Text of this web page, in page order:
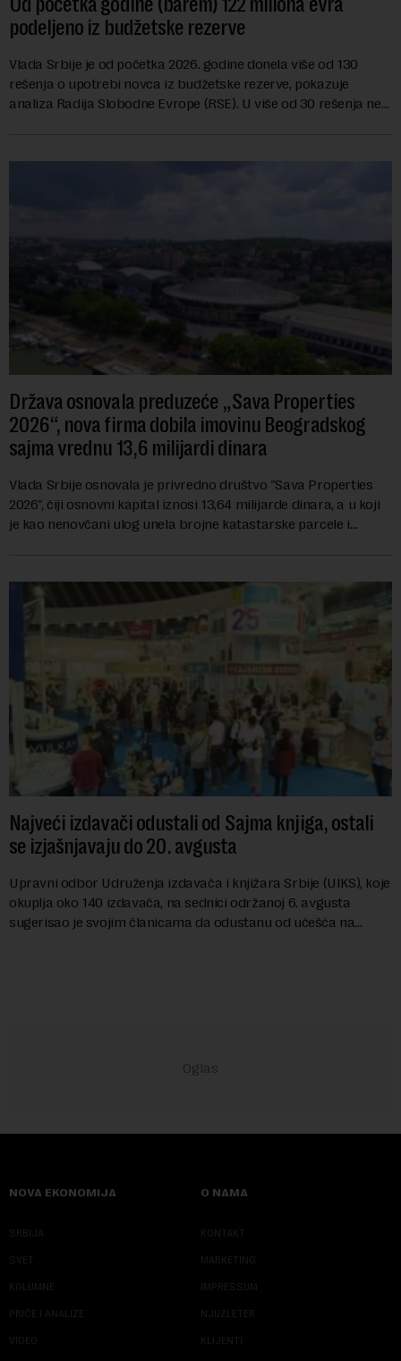
podeljeno iz budžetske rezerve
Vlada Srbije je od početka 2026. godine donela više od 130
rešenja o upotrebi novca iz budžetske rezerve, pokazuje
analiza Radija Slobodne Evrope (RSE). U više od 30 rešenja ne
Država osnovala preduzeće „Sava Properties
2026“, nova firma dobila imovinu Beogradskog
sajma vrednu 13,6 milijardi dinara
Vlada Srbije osnovala je privredno društvo "Sava Properties
2026", čiji osnovni kapital iznosi 13,64 milijarde dinara, a u koji
je kao nenovčani ulog unela brojne katastarske parcele i
Najveći izdavači odustali od Sajma knjiga, ostali
se izjašnjavaju do 20. avgusta
Upravni odbor Udruženja izdavača i knjižara Srbije (UIKS), koje
okuplja oko 140 izdavača, na sednici održanoj 6. avgusta
sugerisao je svojim članicama da odustanu od učešća na
NOVA EKONOMIJA
SRBIJA
SVET
KOLUMNE
PRIČE I ANALIZE
VIDEO
O NAMA
KONTAKT
MARKETING
IMPRESSUM
NJUZLETER
KLIJENTI